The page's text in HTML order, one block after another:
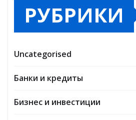
РУБРИКИ
Uncategorised
Банки и кредиты
Бизнес и инвестиции